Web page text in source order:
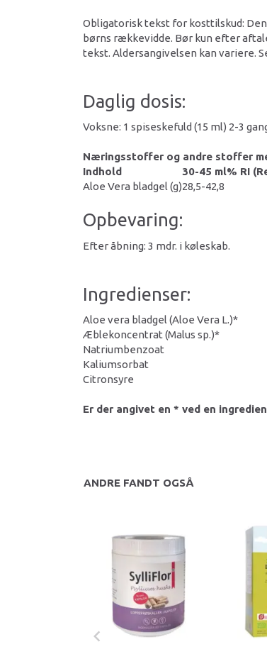
Obligatorisk tekst for kosttilskud:
børns rækkevidde. Bør kun efter
tekst. Aldersangivelsen kan variere.
Daglig dosis:
Voksne: 1 spiseskefuld (15 ml) 2-3
Næringsstoffer og andre stoffer
Indhold
30-45 ml% RI
Aloe Vera bladgel (g)28,5-42,8
Opbevaring:
Efter åbning: 3 mdr. i køleskab.
Ingredienser:
Aloe vera bladgel (Aloe Vera L.)*
Æblekoncentrat (Malus sp.)*
Natriumbenzoat
Kaliumsorbat
Citronsyre
Er der angivet en * ved en
ANDRE FANDT OGSÅ